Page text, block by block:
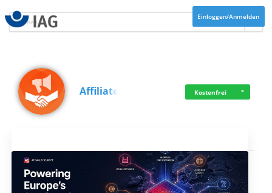
Einloggen/Anmelden
Affiliate Kostenfrei